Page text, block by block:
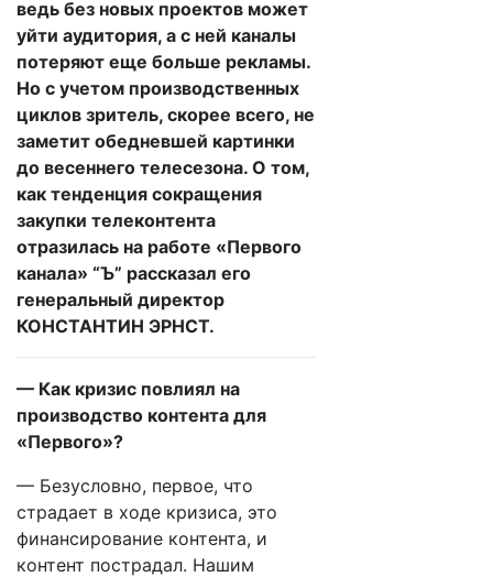
ведь без новых проектов может
уйти аудитория, а с ней каналы
потеряют еще больше рекламы.
Но с учетом производственных
циклов зритель, скорее всего, не
заметит обедневшей картинки
до весеннего телесезона. О том,
как тенденция сокращения
закупки телеконтента
отразилась на работе «Первого
канала» “Ъ” рассказал его
генеральный директор
КОНСТАНТИН ЭРНСТ.
— Как кризис повлиял на
производство контента для
«Первого»?
— Безусловно, первое, что
страдает в ходе кризиса, это
финансирование контента, и
контент пострадал. Нашим